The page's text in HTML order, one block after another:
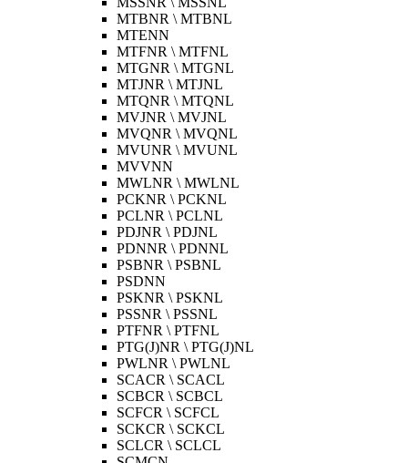
MTBNR \ MTBNL
MTENN
MTFNR \ MTFNL
MTGNR \ MTGNL
MTJNR \ MTJNL
MTQNR \ MTQNL
MVJNR \ MVJNL
MVQNR \ MVQNL
MVUNR \ MVUNL
MVVNN
MWLNR \ MWLNL
PCKNR \ PCKNL
PCLNR \ PCLNL
PDJNR \ PDJNL
PDNNR \ PDNNL
PSBNR \ PSBNL
PSDNN
PSKNR \ PSKNL
PSSNR \ PSSNL
PTFNR \ PTFNL
PTG(J)NR \ PTG(J)NL
PWLNR \ PWLNL
SCACR \ SCACL
SCBCR \ SCBCL
SCFCR \ SCFCL
SCKCR \ SCKCL
SCLCR \ SCLCL